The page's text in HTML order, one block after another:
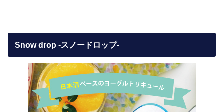
Snow drop -スノードロップ-